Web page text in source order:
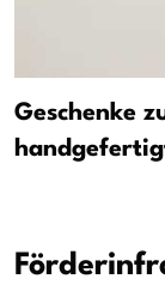
Geschenke